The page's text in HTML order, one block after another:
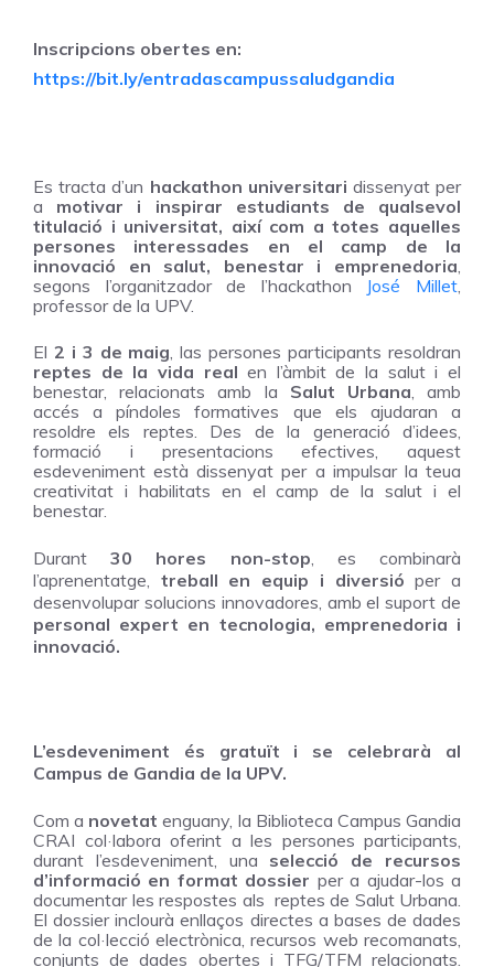
Inscripcions obertes en:
https://bit.ly/entradascampussaludgandia
Es tracta d’un hackathon universitari dissenyat per
a motivar i inspirar estudiants de qualsevol
titulació i universitat, així com a totes aquelles
persones interessades en el camp de la
innovació en salut, benestar i emprenedoria,
segons l’organitzador de l’hackathon José Millet,
professor de la UPV.
El 2 i 3 de maig, las persones participants resoldran
reptes de la vida real en l’àmbit de la salut i el
benestar, relacionats amb la Salut Urbana, amb
accés a píndoles formatives que els ajudaran a
resoldre els reptes. Des de la generació d’idees,
formació i presentacions efectives, aquest
esdeveniment està dissenyat per a impulsar la teua
creativitat i habilitats en el camp de la salut i el
benestar.
Durant30 hores non-stop, es combinarà
l’aprenentatge, treball en equip i diversió per a
desenvolupar solucions innovadores, amb el suport de
personal expert en tecnologia, emprenedoria i
innovació.
L’esdeveniment és gratuït i se celebrarà al
Campus de Gandia de la UPV.
Com a novetatenguany, la Biblioteca Campus Gandia
CRAI col·labora oferint a les persones participants,
durant l’esdeveniment, una selecció de recursos
d’informació en format dossier per a ajudar-los a
documentar les respostes als reptes de Salut Urbana.
El dossier inclourà enllaços directes a bases de dades
de la col·lecció electrònica, recursos web recomanats,
conjunts de dades obertes i TFG/TFM relacionats.